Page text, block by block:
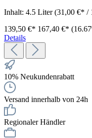
Inhalt: 4.5 Liter(31,00 €* /
139,50 €* 167,40 €*
Details
10% Neukundenrabatt
Versand innerhalb von 24h
Regionaler Händler